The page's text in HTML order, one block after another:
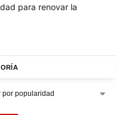
para renovar la